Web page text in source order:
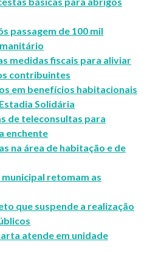
passagem de 100 mil
medidas fiscais para aliviar
contribuintes
em benefícios habitacionais
Solidária
de teleconsultas para
enchente
na área de habitação e de
retomam as
que suspende a realização
atende em unidade